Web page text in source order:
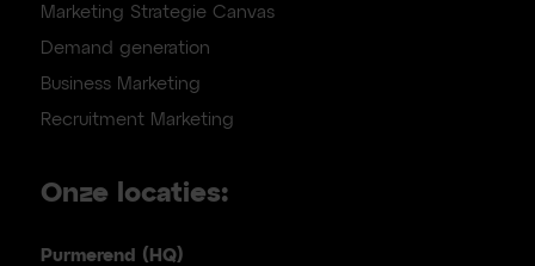
Marketing Strategie Canvas
Demand generation
Business Marketing
Recruitment Marketing
Onze locaties:
Purmerend (HQ)